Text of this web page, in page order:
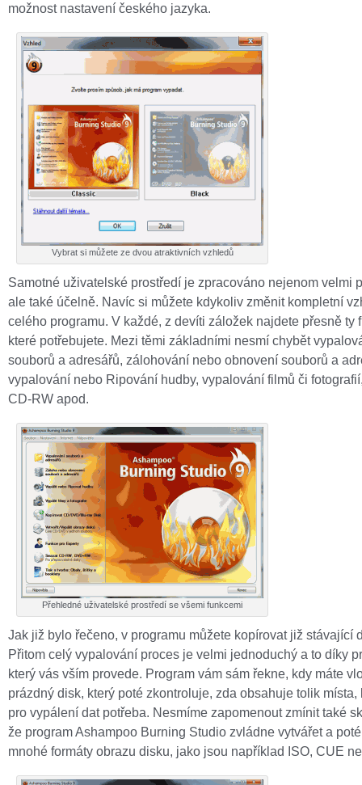
možnost nastavení českého jazyka.
Vybrat si můžete ze dvou atraktivních vzhledů
Samotné uživatelské prostředí je zpracováno nejenom velmi
ale také účelně. Navíc si můžete kdykoliv změnit kompletní
celého programu. V každé, z devíti záložek najdete přesně ty
které potřebujete. Mezi těmi základními nesmí chybět
souborů a adresářů, zálohování nebo obnovení souborů a
vypalování nebo Ripování hudby, vypalování filmů či
CD-RW apod.
Přehledné uživatelské prostředí se všemi funkcemi
Jak již bylo řečeno, v programu můžete kopírovat již stávající
Přitom celý vypalování proces je velmi jednoduchý a to díky
který vás vším provede. Program vám sám řekne, kdy máte
prázdný disk, který poté zkontroluje, zda obsahuje tolik místa,
pro vypálení dat potřeba. Nesmíme zapomenout zmínit také
že program Ashampoo Burning Studio zvládne vytvářet a
mnohé formáty obrazu disku, jako jsou například ISO, CUE